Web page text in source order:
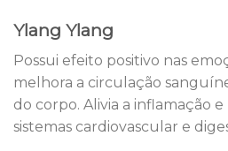
Ylang Ylang
Possui efeito positivo nas
melhora a circulação
do corpo. Alivia a inflamação
sistemas cardiovascular e